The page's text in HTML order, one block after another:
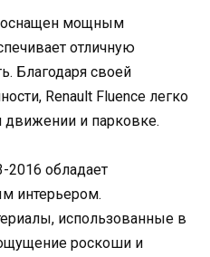
оснащен мощным
отличную
Благодаря своей
Renault Fluence легко
движении и парковке.
2016 обладает
интерьером.
использованные в
роскоши и